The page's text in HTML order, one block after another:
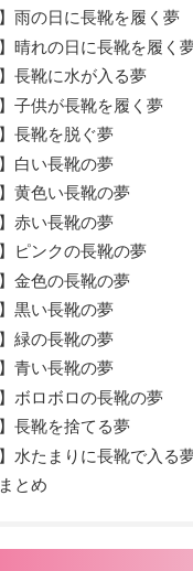
】雨の日に長靴を履く夢
】晴れの日に長靴を履く
】長靴に水が入る夢
】子供が長靴を履く夢
長靴を脱ぐ夢
白い長靴の夢
黄色い長靴の夢
赤い長靴の夢
】ピンクの長靴の夢
金色の長靴の夢
黒い長靴の夢
緑の長靴の夢
青い長靴の夢
】ボロボロの長靴の夢
長靴を捨てる夢
】水たまりに長靴で入る
とめ